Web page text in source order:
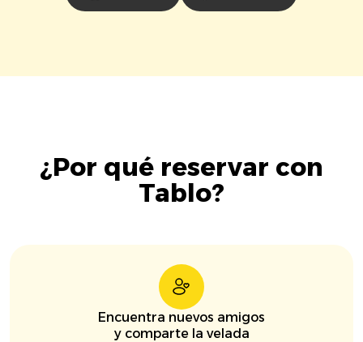
¿Por qué reservar con
Tablo?
Encuentra nuevos amigos
y comparte la velada